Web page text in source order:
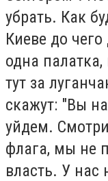
убрать. Как
Киеве до
одна
тут за
скажут: "Вы
уйдем.
флага, мы не
власть. У нас